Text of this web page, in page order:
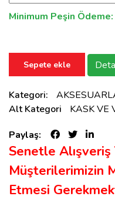
Minimum Peşin Ödeme:
Sepete ekle
Kategori:
Alt Kategori
KASK VE
Paylaş:
Senetle
Müşterilerimizin
Etmesi